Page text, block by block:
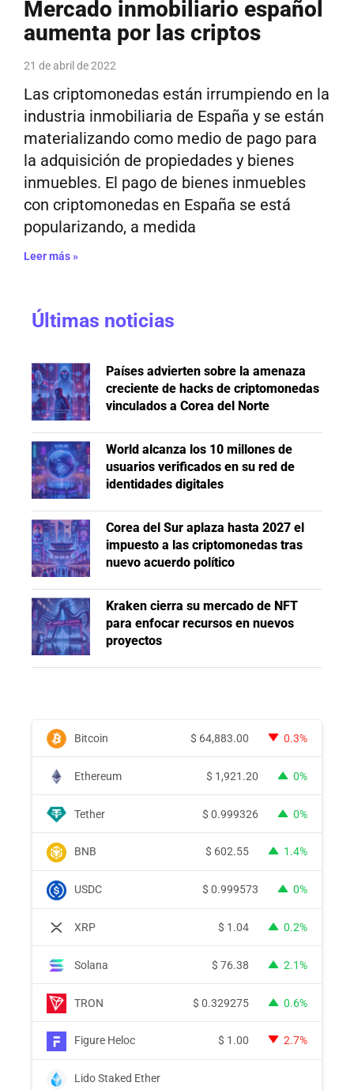
Mercado inmobiliario español
aumenta por las criptos
21 de abril de 2022
Las criptomonedas están irrumpiendo en la
industria inmobiliaria de España y se están
materializando como medio de pago para
la adquisición de propiedades y bienes
inmuebles. El pago de bienes inmuebles
con criptomonedas en España se está
popularizando, a medida
Leer más »
Últimas noticias
Países advierten sobre la amenaza
creciente de hacks de criptomonedas
vinculados a Corea del Norte
World alcanza los 10 millones de
usuarios verificados en su red de
identidades digitales
Corea del Sur aplaza hasta 2027 el
impuesto a las criptomonedas tras
nuevo acuerdo político
Kraken cierra su mercado de NFT
para enfocar recursos en nuevos
proyectos
Bitcoin $ 64,883.00 0.3%
Ethereum $ 1,921.20 0%
Tether $ 0.999326 0%
BNB $ 602.55 1.4%
USDC $ 0.999573 0%
XRP $ 1.04 0.2%
Solana $ 76.38 2.1%
TRON $ 0.329275 0.6%
Figure Heloc $ 1.00 2.7%
Lido Staked Ether